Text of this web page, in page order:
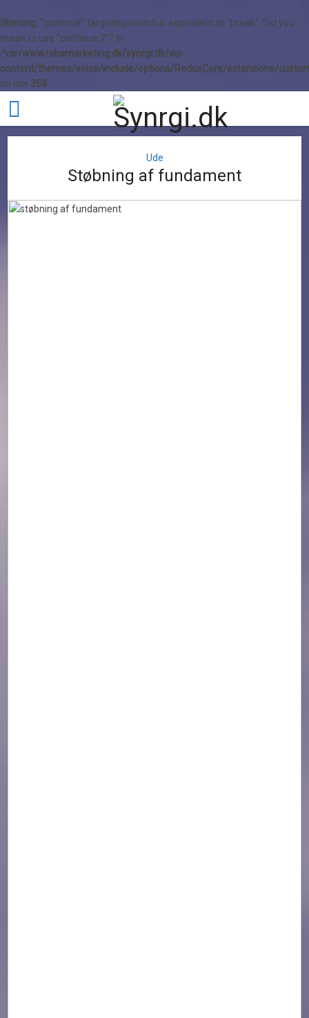
Warning: "continue" targeting switch is equivalent to "break". Did you
mean to use "continue 2"? in
/var/www/sbamarketing.dk/synrgi.dk/wp-
content/themes/voice/include/options/ReduxCore/extensions/
on line 358
Ude
Støbning af fundament